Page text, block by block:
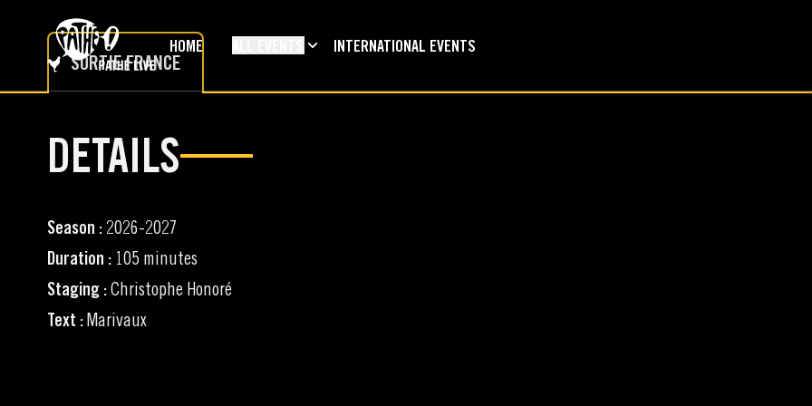
HOME
INTERNATIONAL EVENTS
SORTIE FRANCE
DETAILS
Season : 2026-2027
Duration : 105 minutes
Staging :Christophe Honoré
Text :Marivaux